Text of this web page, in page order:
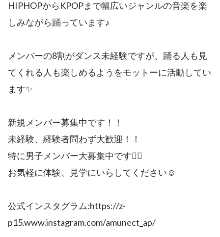
HIPHOPからKPOPまで幅広いジャンルの音楽を楽
しみながら踊っています♪
メンバーの8割がダンス未経験ですが、踊る人も見
てくれる人も楽しめるようをモットーに活動してい
ます✨
新規メンバー募集中です！！
未経験、経験者問わず大歓迎！！
特に男子メンバー大募集中です👍🏻
お気軽に体験、見学にいらしてください☺️
公式インスタグラム:https://z-
p15.www.instagram.com/amunect_ap/